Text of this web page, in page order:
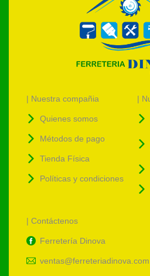
| Nuestra compañia
Quienes somos
Métodos de pago
Tienda Física
Políticas y condiciones
|
| Contáctenos
Ferretería Dinova
ventas@ferreteriadinova.com